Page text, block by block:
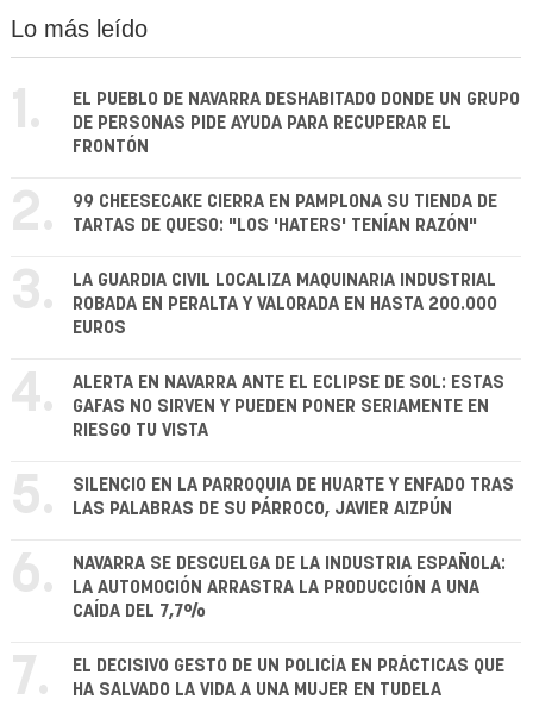
Lo más leído
1.
EL PUEBLO DE NAVARRA DESHABITADO DONDE UN GRUPO
DE PERSONAS PIDE AYUDA PARA RECUPERAR EL
FRONTÓN
2.
99 CHEESECAKE CIERRA EN PAMPLONA SU TIENDA DE
TARTAS DE QUESO: "LOS 'HATERS' TENÍAN RAZÓN"
3.
LA GUARDIA CIVIL LOCALIZA MAQUINARIA INDUSTRIAL
ROBADA EN PERALTA Y VALORADA EN HASTA 200.000
EUROS
4.
ALERTA EN NAVARRA ANTE EL ECLIPSE DE SOL: ESTAS
GAFAS NO SIRVEN Y PUEDEN PONER SERIAMENTE EN
RIESGO TU VISTA
5.
SILENCIO EN LA PARROQUIA DE HUARTE Y ENFADO TRAS
LAS PALABRAS DE SU PÁRROCO, JAVIER AIZPÚN
6.
NAVARRA SE DESCUELGA DE LA INDUSTRIA ESPAÑOLA:
LA AUTOMOCIÓN ARRASTRA LA PRODUCCIÓN A UNA
CAÍDA DEL 7,7%
7.
EL DECISIVO GESTO DE UN POLICÍA EN PRÁCTICAS QUE
HA SALVADO LA VIDA A UNA MUJER EN TUDELA